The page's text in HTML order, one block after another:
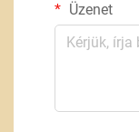
Üzenet